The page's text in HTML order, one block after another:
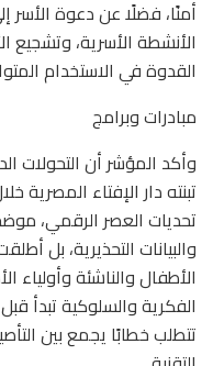
أمنًا، فضلًا عن دعوة الأسر
الأنشطة الأسرية، وتشجيع
القدوة في الاستخدام
مبادرات وبرامج
وأكد المؤشر أن التحولات
تبنته دار الإفتاء
تحديات العصر الرقمي،
والبيانات التحذيرية، بل
الأطفال والناشئة وأولياء
الفكرية والسلوكية تبدأ
تتطلب خطابًا يجمع بين